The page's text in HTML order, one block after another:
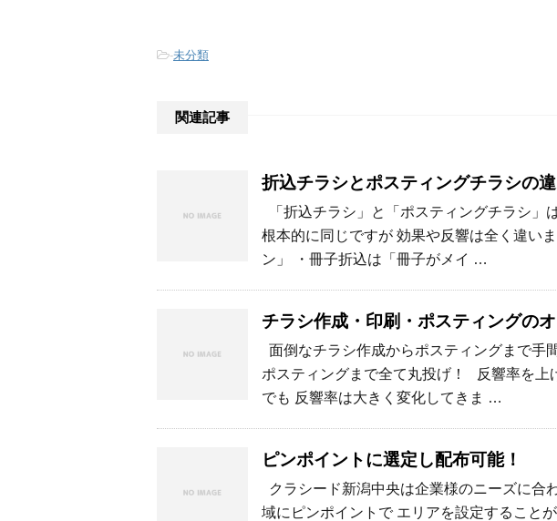
-未分類
関連記事
折込チラシとポスティングチラシの
「折込チラシ」と「ポスティングチラシ」
根本的に同じですが 効果や反響は全く違い
ン」 ・冊子折込は「冊子がメイ …
チラシ作成・印刷・ポスティングの
面倒なチラシ作成からポスティングまで手
ポスティングまで全て丸投げ！ 反響率を上
でも 反響率は大きく変化してきま …
ピンポイントに選定し配布可能！
クラシード新潟中央は企業様のニーズに合
域にピンポイントで エリアを設定すること